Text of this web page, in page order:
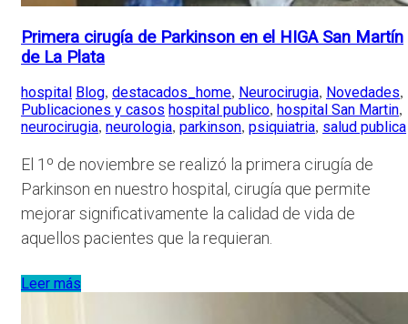
Primera cirugía de Parkinson en el HIGA San Martín
de La Plata
hospital Blog, destacados_home, Neurocirugia, Novedades,
Publicaciones y casos hospital publico, hospital San Martin,
neurocirugia, neurologia, parkinson, psiquiatria, salud publica
El 1º de noviembre se realizó la primera cirugía de
Parkinson en nuestro hospital, cirugía que permite
mejorar significativamente la calidad de vida de
aquellos pacientes que la requieran.
Leer más